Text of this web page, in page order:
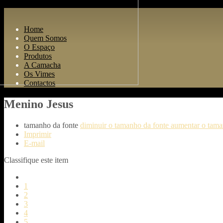
Home
Quem Somos
O Espaço
Produtos
A Camacha
Os Vimes
Contactos
Menino Jesus
tamanho da fonte diminuir o tamanho da fonte aumentar o
Imprimir
E-mail
Classifique este item
1
2
3
4